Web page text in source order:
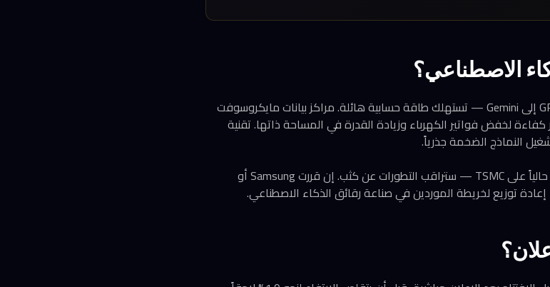
الاصطناعي؟
نماذج الذكاء الاصطناعي الكبرى — من GPT-4 إلى Gemini — تستهلك طاقة حسابية هائلة. مراكز بيانات مايكروسوفت
لخفض فواتير الكهرباء وزيادة القدرة في المساحة ذاتها. تقنية
النماذج الضخمة جذرياً.
شركات مثل Nvidia وCerebras — التي تعتمد حالياً على TSMC — ستراقب التطورات عن كثب. إن قررت Samsung أو